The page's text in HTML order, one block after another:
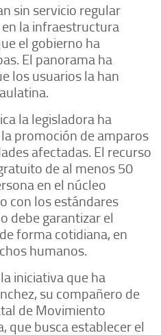
sin servicio regular
la infraestructura
el gobierno ha
El panorama ha
los usuarios la han
la legisladora ha
promoción de amparos
afectadas. El recurso
de al menos 50
en el núcleo
con los estándares
debe garantizar el
forma cotidiana, en
humanos.
iniciativa que ha
su compañero de
de Movimiento
que busca establecer el